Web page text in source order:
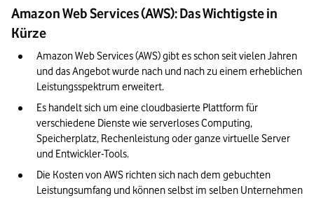
Amazon Web Services (AWS): Das Wichtigste in
Kürze
Amazon Web Services (AWS) gibt es schon seit vielen Jahren
und das Angebot wurde nach und nach zu einem erheblichen
Leistungsspektrum erweitert.
Es handelt sich um eine cloudbasierte Plattform für
verschiedene Dienste wie serverloses Computing,
Speicherplatz, Rechenleistung oder ganze virtuelle Server
und Entwickler-Tools.
Die Kosten von AWS richten sich nach dem gebuchten
Leistungsumfang und können selbst im selben Unternehmen